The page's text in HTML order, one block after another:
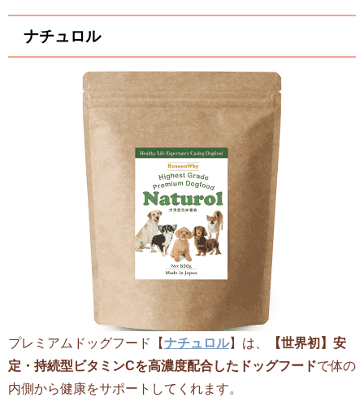
ナチュロル
プレミアムドッグフード【ナチュロル】は、
【世界初】安
定・持続型ビタミンCを高濃度配合したドッグフードで体の
内側から健康をサポートしてくれます。